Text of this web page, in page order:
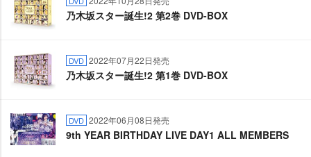
乃木坂スター誕生!2 第2巻 DVD-BOX
DVD 2022年07月22日発売
乃木坂スター誕生!2 第1巻 DVD-BOX
DVD 2022年06月08日発売
9th YEAR BIRTHDAY LIVE DAY1 ALL MEMBERS